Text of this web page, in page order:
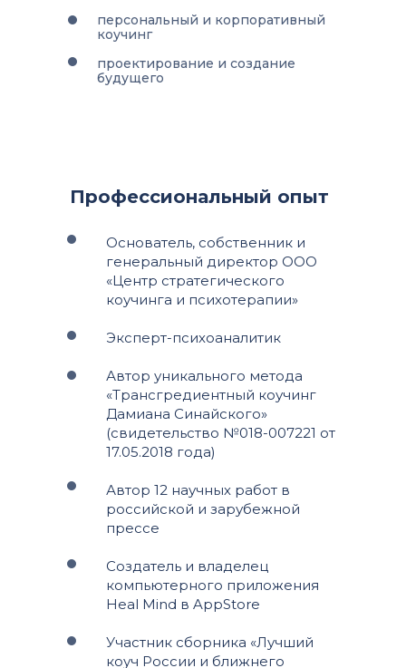
Профессиональный опыт
Основатель, собственник и
генеральный директор ООО
«Центр стратегического
коучинга и психотерапии»
Эксперт-психоаналитик
Автор уникального метода
«Трансгредиентный коучинг
Дамиана Синайского»
(свидетельство №018-007221 от
17.05.2018 года)
Автор 12 научных работ в
российской и зарубежной
прессе
Создатель и владелец
компьютерного приложения
Heal Mind в AppStore
Участник сборника «Лучший
коуч России и ближнего
персональный и корпоративный
коучинг
проектирование и создание
будущего